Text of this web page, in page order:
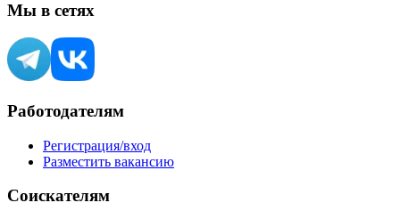
Мы в сетях
Работодателям
Регистрация/вход
Разместить вакансию
Соискателям